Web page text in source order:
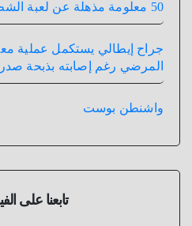
50 معلومة مذهلة عن لعبة الشطرنج
جراح إيطالي يستكمل عملية
المرضي رغم إصابته بذبحة
واشنطن بوست
تابعنا على